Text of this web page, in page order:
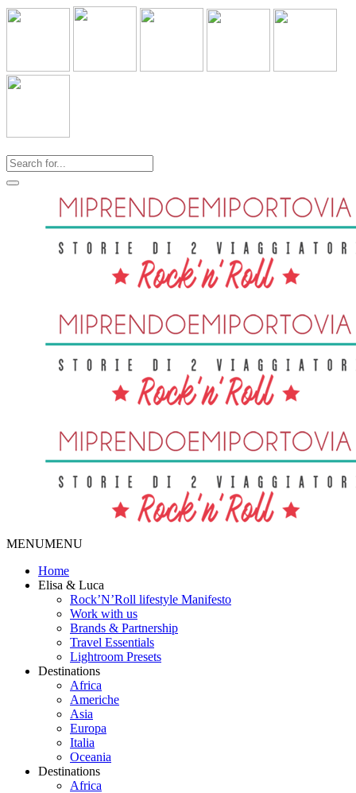
MENUMENU
Home
Elisa & Luca
Rock’N’Roll lifestyle Manifesto
Work with us
Brands & Partnership
Travel Essentials
Lightroom Presets
Destinations
Africa
Americhe
Asia
Europa
Italia
Oceania
Destinations
Africa